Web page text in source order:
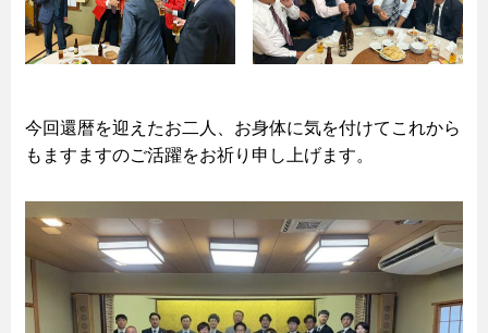
今回還暦を迎えたお二人、お身体に気を付けてこれから
もますますのご活躍をお祈り申し上げます。